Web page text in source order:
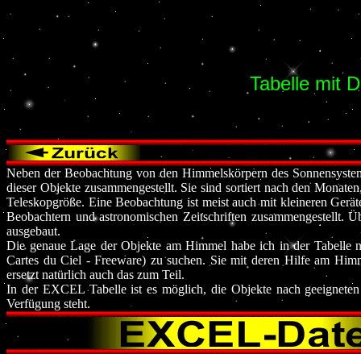
Tabelle mit
Neben der Beobachtung von den Himmelskörpern des
dieser Objekte zusammengestellt. Sie sind sortiert nach den
Teleskopgröße. Eine Beobachtung ist meist auch mit kleineren
Beobachtern und astronomischen Zeitschriften
ausgebaut.
Die genaue Lage der Objekte am Himmel habe ich in der Tabelle
Cartes du Ciel - Freeware) zu suchen. Sie mit deren Hilfe am
ersetzt natürlich auch das zum Teil.
In der EXCEL Tabelle ist es möglich, die Objekte nach
Verfügung steht.